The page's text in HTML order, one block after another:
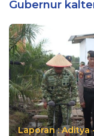
Gubernur
Laporan : Aditya